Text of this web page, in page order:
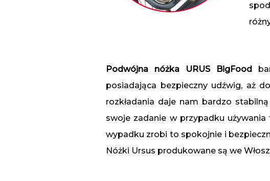
Podwójna nóżka URUS BigFood
posiadająca bezpieczny udźwig, aż
rozkładania daje nam bardzo
swoje zadanie w przypadku
wypadku zrobi to spokojnie i
Nóżki Ursus produkowane są we